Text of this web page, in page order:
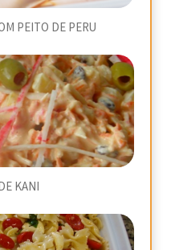
PEITO DE PERU
KANI